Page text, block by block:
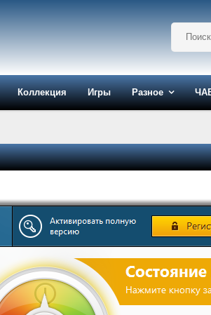
Коллекция Игры Разное